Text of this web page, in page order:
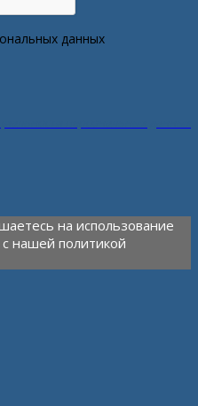
данных
на использование
нашей политикой